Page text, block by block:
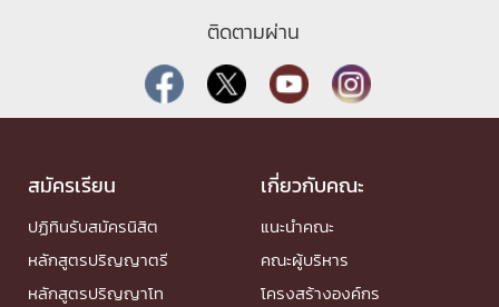
ติดตามผ่าน
สมัครเรียน
ปฏิทินรับสมัครนิสิต
หลักสูตรปริญญาตรี
หลักสูตรปริญญาโท
เกี่ยวกับคณะ
แนะนำคณะ
คณะผู้บริหาร
โครงสร้างองค์กร